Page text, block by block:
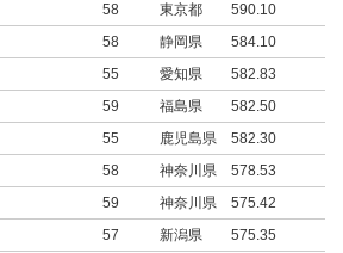
58 東京都
590.10
58 静岡県
584.10
55 愛知県
582.83
59 福島県
582.50
55 鹿児島県
582.30
58 神奈川県
578.53
59 神奈川県
575.42
57 新潟県
575.35